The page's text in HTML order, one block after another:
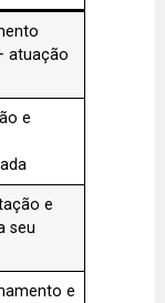
atuação
e
e
seu
e